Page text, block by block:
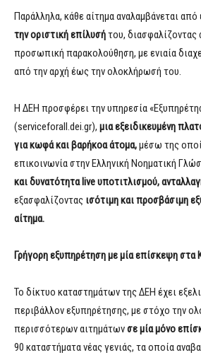
Παράλληλα, κάθε αίτημα αναλαμβάνεται από
την οριστική επίλυσήτου, διασφαλίζοντας
προσωπική παρακολούθηση, με ενιαία
από την αρχή έως την ολοκλήρωσή του.
Η ΔΕΗ προσφέρει την υπηρεσία
(serviceforall.dei.gr), μια εξειδικευμένη
για κωφά και βαρήκοα άτομα,μέσω της
επικοινωνία στην Ελληνική Νοηματική
και δυνατότηταliveυποτιτλισμού,
εξασφαλίζοντας ισότιμη και προσβάσιμη
αίτημα.
Γρήγορη εξυπηρέτηση με μία επίσκεψη στα
Το δίκτυο καταστημάτων της ΔΕΗ έχει
περιβάλλον εξυπηρέτησης, με στόχο την
περισσότερων αιτημάτωνσε μία μόνο
90 καταστήματα νέας γενιάς, τα οποία